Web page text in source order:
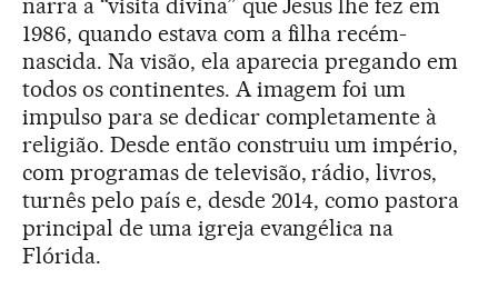
narra a “visita divina” que Jesus lhe fez em
1986, quando estava com a filha recém-
nascida. Na visão, ela aparecia pregando em
todos os continentes. A imagem foi um
impulso para se dedicar completamente à
religião. Desde então construiu um império,
com programas de televisão, rádio, livros,
turnês pelo país e, desde 2014, como pastora
principal de uma igreja evangélica na
Flórida.